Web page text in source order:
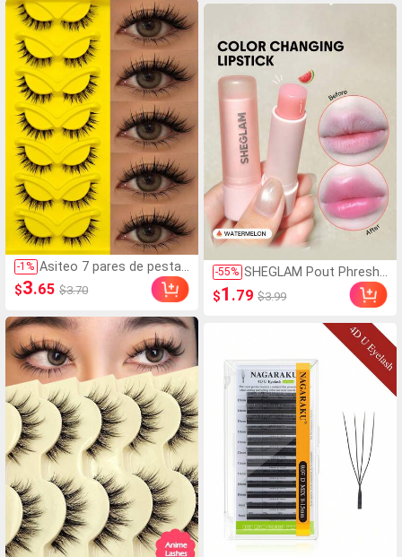
n colgante de cuenta red
onda, uso diario para muj
eres, minimalista
-1 % Asiteo 7 pares de pestañ
as postizas de efecto hú
medo estilo manga de di
men esponjoso, pestaña
s postizas clásicas de oj
os manga, aspecto húm
edo, banda transparente,
pestañas 3D de visón sin
tético cruzadas y dramá
ticas, extensiones de pe
stañas fotogénicas y de
aspecto natural, maquilla
je adecuado para viajes y
fiestas
$3.65 $3.70
a de fiesta de boda, talla XL, r
egalo para dama de honor
-55% SHEGLAM Pout Phresh
Labial Cambia Color-Wa
termelon Lip Combo Ma
ca Maquillaje Para Mujer
$1 .79 $3.99